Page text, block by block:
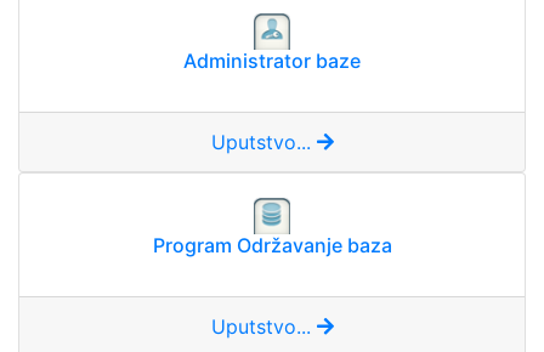
Administrator baze
Uputstvo...
Program Održavanje baza
Uputstvo...